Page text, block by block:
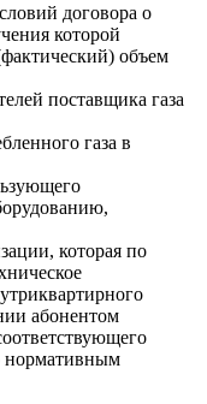
договора о
которой
объем
поставщика газа
газа в
которая по
абонентом
нормативным